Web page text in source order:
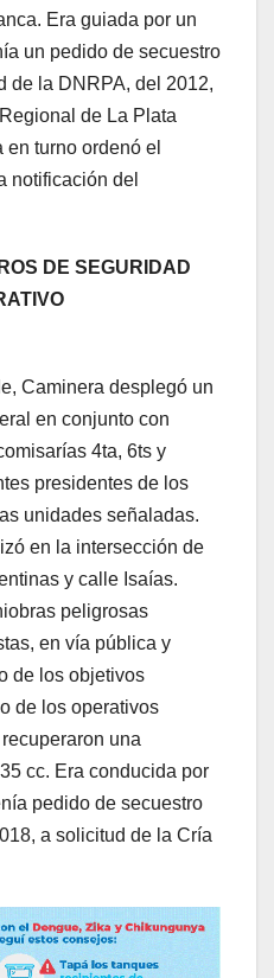
Era guiada por un
un pedido de secuestro
de la DNRPA, del 2012,
de La Plata
turno ordenó el
notificación del
DE SEGURIDAD
Caminera desplegó un
en conjunto con
4ta, 6ts y
presidentes de los
unidades señaladas.
en la intersección de
y calle Isaías.
peligrosas
en vía pública y
de los objetivos
de los operativos
una
cc. Era conducida por
pedido de secuestro
a solicitud de la Cría